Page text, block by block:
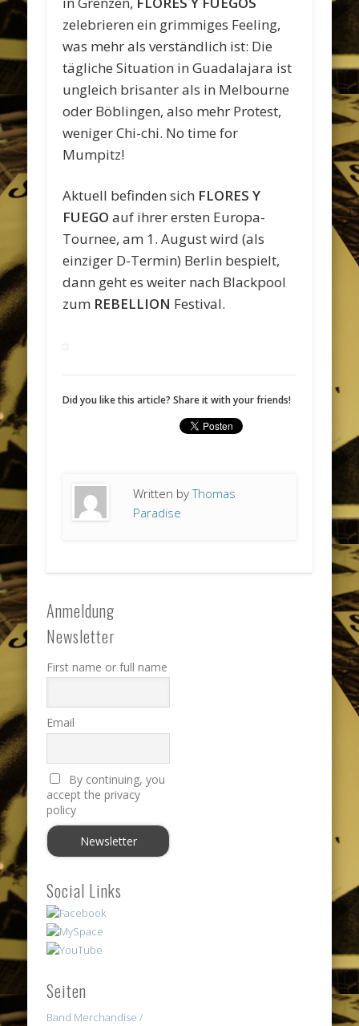
zelebrieren ein grimmiges Feeling,
was mehr als verständlich ist: Die
tägliche Situation in Guadalajara ist
ungleich brisanter als in Melbourne
oder Böblingen, also mehr Protest,
weniger Chi-chi. No time for
Mumpitz!
Aktuell befinden sich FLORES Y
FUEGO auf ihrer ersten Europa-
Tournee, am 1. August wird (als
einziger D-Termin) Berlin bespielt,
dann geht es weiter nach Blackpool
zum REBELLION Festival.
Did you like this article? Share it with your friends!
Written byThomas
Paradise
Anmeldung
Newsletter
First name or full name
Email
By continuing, you
accept the privacy
policy
Social Links
Seiten
Band Merchandise /